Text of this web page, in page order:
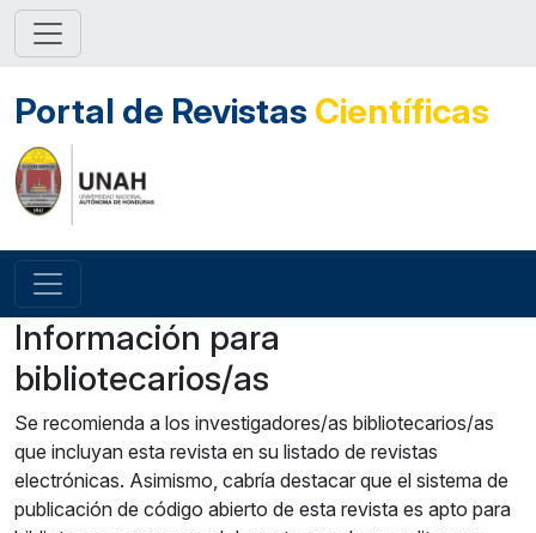
Portal de Revistas Científicas
Información para
bibliotecarios/as
Se recomienda a los investigadores/as bibliotecarios/as
que incluyan esta revista en su listado de revistas
electrónicas. Asimismo, cabría destacar que el sistema de
publicación de código abierto de esta revista es apto para